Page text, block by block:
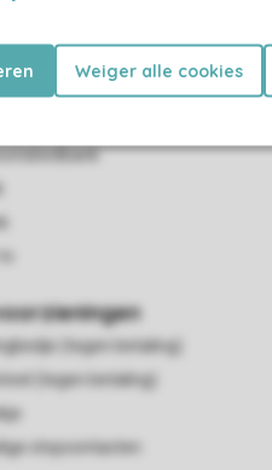
Weiger alle cookies
(tegen betaling)
(tegen betaling)
stopcontacten